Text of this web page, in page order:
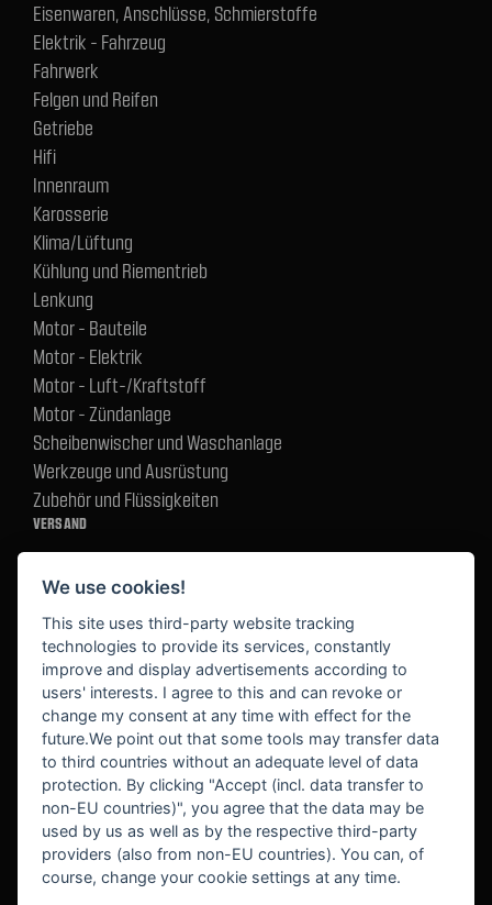
Eisenwaren, Anschlüsse, Schmierstoffe
Elektrik - Fahrzeug
Fahrwerk
Felgen und Reifen
Getriebe
Hifi
Innenraum
Karosserie
Klima/Lüftung
Kühlung und Riementrieb
Lenkung
Motor - Bauteile
Motor - Elektrik
Motor - Luft-/Kraftstoff
Motor - Zündanlage
Scheibenwischer und Waschanlage
Werkzeuge und Ausrüstung
Zubehör und Flüssigkeiten
VERSAND
BEKANNT AUS
We use cookies!
This site uses third-party website tracking
technologies to provide its services, constantly
improve and display advertisements according to
users' interests. I agree to this and can revoke or
change my consent at any time with effect for the
future.We point out that some tools may transfer data
to third countries without an adequate level of data
protection. By clicking "Accept (incl. data transfer to
non-EU countries)", you agree that the data may be
used by us as well as by the respective third-party
providers (also from non-EU countries). You can, of
course, change your cookie settings at any time.